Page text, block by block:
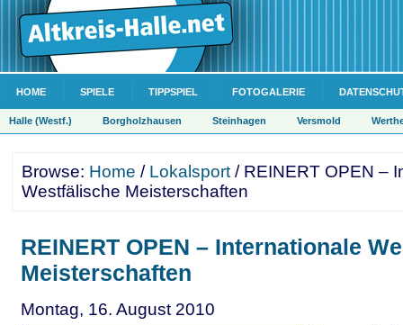
HOME SPIELE TIPPSPIEL FOTOGALERIE
Halle (Westf.) Borgholzhausen Steinhagen Versmold
Browse: Home / Lokalsport / REINERT OPEN –
Westfälische Meisterschaften
REINERT OPEN – Internationale
Meisterschaften
Montag, 16. August 2010